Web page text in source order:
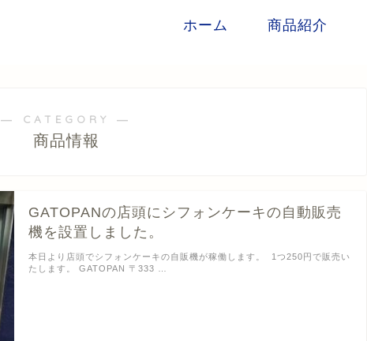
ホーム 商品紹介
― CATEGORY ―
商品情報
GATOPANの店頭にシフォンケーキの自動販売
機を設置しました。
本日より店頭でシフォンケーキの自販機が稼働します。 1つ250円で販売い
たします。 GATOPAN 〒333 …